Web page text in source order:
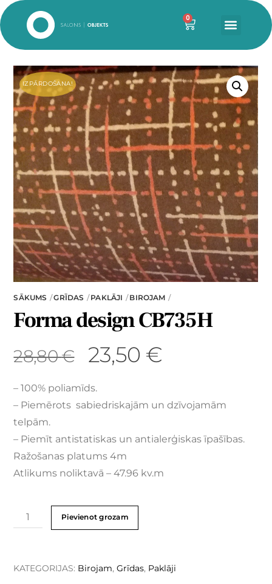
0
IZPĀRDOŠANA!
SĀKUMS GRĪDAS PAKLĀJI BIROJAM
Forma design CB735H
28,80€ 23,50 €
– 100% poliamīds.
– Piemērots sabiedriskajām un dzīvojamām
telpām.
– Piemīt antistatiskas un antialerģiskas īpašības.
Ražošanas platums 4m
Atlikums noliktavā – 47.96 kv.m
Pievienot grozam
KATEGORIJAS: Birojam,Grīdas, Paklāji